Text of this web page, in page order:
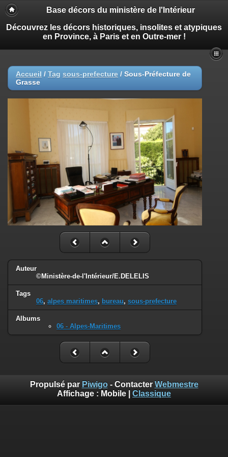
Base décors du ministère de l'Intérieur
Découvrez les décors historiques, insolites et atypiques
en Province, à Paris et en Outre-mer !
Accueil / Tag sous-prefecture / Sous-Préfecture de
Grasse
Auteur
©Ministère-de-l'Intérieur/E.DELELIS
Tags
06, alpes maritimes, bureau, sous-prefecture
Albums
06 - Alpes-Maritimes
Propulsé par Piwigo- Contacter Webmestre
Affichage : Mobile Classique